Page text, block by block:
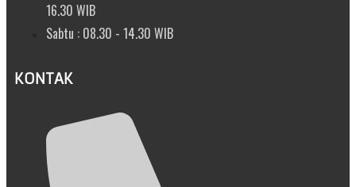
16.30 WIB
Sabtu : 08.30 - 14.30 WIB
KONTAK